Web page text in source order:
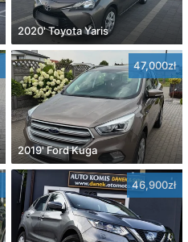
2020' Toyota Yaris
47,000zł
2019' Ford Kuga
46,900zł